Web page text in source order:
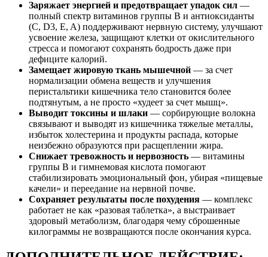
Заряжает энергией и предотвращает упадок сил —
полный спектр витаминов группы B и антиоксиданты
(C, D3, E, A) поддерживают нервную систему, улучшают
усвоение железа, защищают клетки от окислительного
стресса и помогают сохранять бодрость даже при
дефиците калорий.
Замещает жировую ткань мышечной — за счет
нормализации обмена веществ и улучшения
перистальтики кишечника тело становится более
подтянутым, а не просто «худеет за счет мышц».
Выводит токсины и шлаки — сорбирующие волокна
связывают и выводят из кишечника тяжелые металлы,
избыток холестерина и продукты распада, которые
неизбежно образуются при расщеплении жира.
Снижает тревожность и нервозность — витамины
группы B и гимнемовая кислота помогают
стабилизировать эмоциональный фон, убирая «пищевые
качели» и переедание на нервной почве.
Сохраняет результаты после похудения — комплекс
работает не как «разовая таблетка», а выстраивает
здоровый метаболизм, благодаря чему сброшенные
килограммы не возвращаются после окончания курса.